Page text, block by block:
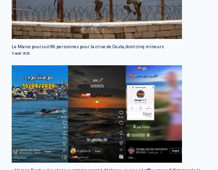
Le Maroc poursuit 86 personnes pour la crise de Ceuta, dont cinq mineurs
5 août 2026